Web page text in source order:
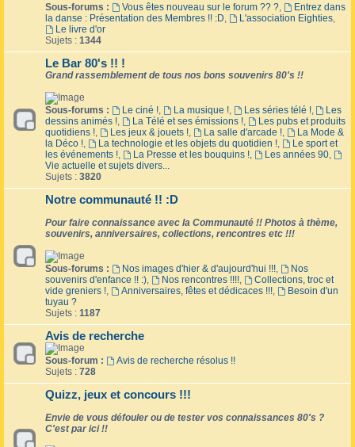
Sous-forums : Vous êtes nouveau sur le forum ?? ?,
Entrez dans
la danse : Présentation des Membres !! :D, L'association Eighties,
Le livre d'or
Sujets : 1344
Le Bar 80's !! !
Grand rassemblement de tous nos bons souvenirs 80's !!
Sous-forums : Le ciné !, La musique !, Les séries télé !,
Les
dessins animés !, La Télé et ses émissions !,
Les pubs et produits
quotidiens !, Les jeux & jouets !, La salle d'arcade !,
La Mode &
la Déco !, La technologie et les objets du quotidien !,
Le sport et
les événements !, La Presse et les bouquins !, Les années 90,
Vie actuelle et sujets divers...
Sujets : 3820
Notre communauté !! :D
Pour faire connaissance avec la Communauté !! Photos à thème,
souvenirs, anniversaires, collections, rencontres etc !!!
Sous-forums : Nos images d'hier & d'aujourd'hui !!!,
Nos
souvenirs d'enfance !! :), Nos rencontres !!!!,
Collections, troc et
vide greniers !, Anniversaires, fêtes et dédicaces !!!,
Besoin d'un
tuyau ?
Sujets : 1187
Avis de recherche
Sous-forum :
Avis de recherche résolus !!
Sujets : 728
Quizz, jeux et concours !!!
Envie de vous défouler ou de tester vos connaissances 80's ?
C'est par ici !!